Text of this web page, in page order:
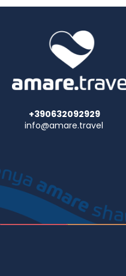
+390632092929
info@amare.travel